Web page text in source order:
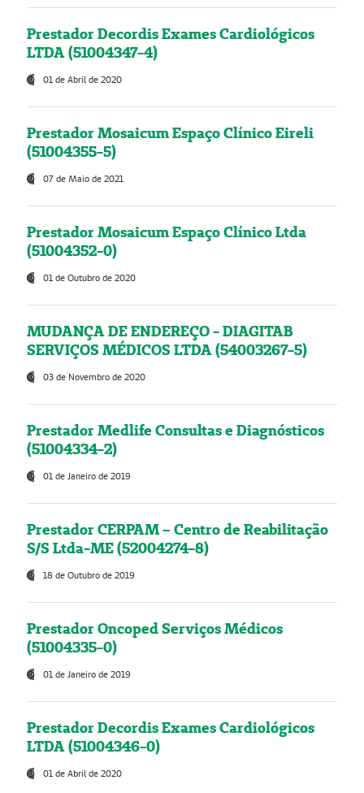
Prestador Decordis Exames Cardiológicos
LTDA (51004347-4)
01 de Abril de 2020
Prestador Mosaicum Espaço Clínico Eireli
(51004355-5)
07 de Maio de 2021
Prestador Mosaicum Espaço Clínico Ltda
(51004352-0)
01 de Outubro de 2020
MUDANÇA DE ENDEREÇO - DIAGITAB
SERVIÇOS MÉDICOS LTDA (54003267-5)
03 de Novembro de 2020
Prestador Medlife Consultas e Diagnósticos
(51004334-2)
01 de Janeiro de 2019
Prestador CERPAM – Centro de Reabilitação
S/S Ltda-ME (52004274-8)
18 de Outubro de 2019
Prestador Oncoped Serviços Médicos
(51004335-0)
01 de Janeiro de 2019
Prestador Decordis Exames Cardiológicos
LTDA (51004346-0)
01 de Abril de 2020